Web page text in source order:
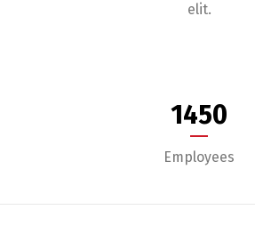
elit.
1450
Employees